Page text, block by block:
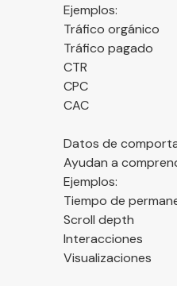
Ejemplos:
Tráfico orgánico
Tráfico pagado
CTR
CPC
CAC
Datos de
Ayudan a
Ejemplos:
Tiempo de
Scroll depth
Interacciones
Visualizaciones